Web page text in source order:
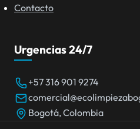
Contacto
Urgencias 24/7
+57 316 901 9274
Bogotá, Colombia